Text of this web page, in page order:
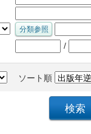
/
ソート順